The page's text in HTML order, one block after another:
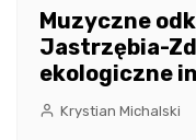
Muzyczne
Jastrzębia-
ekologiczne
Krystian Michalski